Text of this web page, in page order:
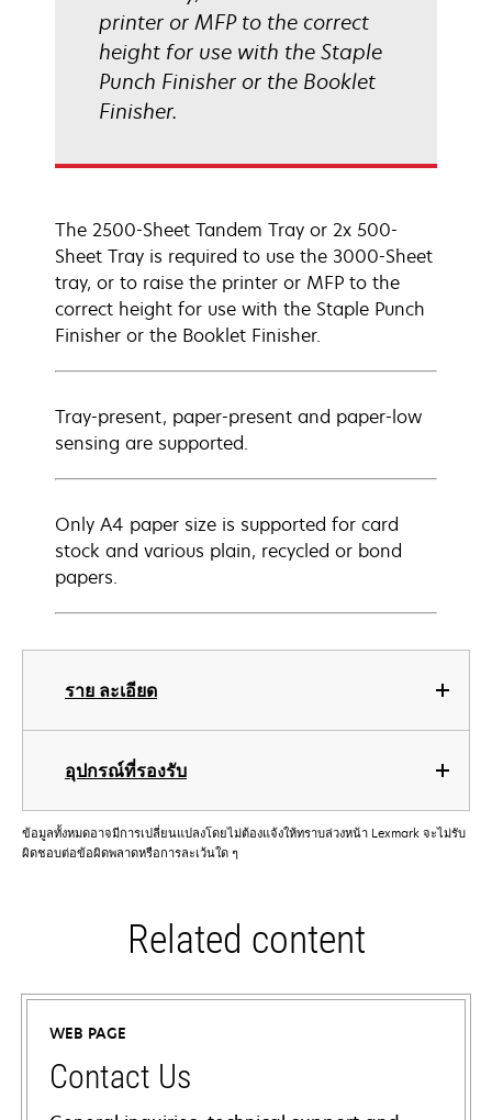
ราย ละเอียด
อุปกรณ์ที่รองรับ
printer or MFP to the correct
height for use with the Staple
Punch Finisher or the Booklet
Finisher.
The 2500-Sheet Tandem Tray or 2x 500-
Sheet Tray is required to use the 3000-Sheet
tray, or to raise the printer or MFP to the
correct height for use with the Staple Punch
Finisher or the Booklet Finisher.
Tray-present, paper-present and paper-low
sensing are supported.
Only A4 paper size is supported for card
stock and various plain, recycled or bond
papers.
ข้อมูลทั้งหมดอาจมีการเปลี่ยนแปลงโดยไม่ต้องแจ้งให้ทราบล่วงหน้า Lexmark จะไม่รับ
ผิดชอบต่อข้อผิดพลาดหรือการละเว้นใด ๆ
Related content
WEB PAGE
Contact Us